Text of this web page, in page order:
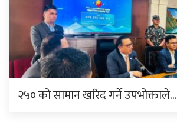
२५० को सामान खरिद गर्ने उपभोक्ताले…